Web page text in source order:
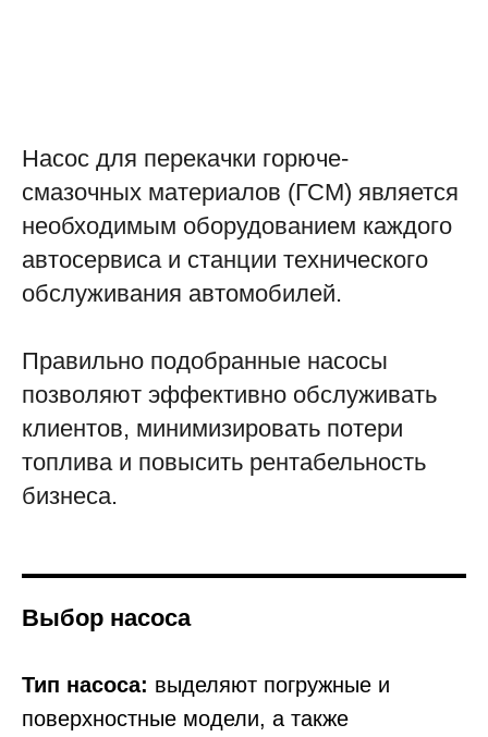
Насос для перекачки горюче-
смазочных материалов (ГСМ) является
необходимым оборудованием каждого
автосервиса и станции технического
обслуживания автомобилей.
Правильно подобранные насосы
позволяют эффективно обслуживать
клиентов, минимизировать потери
топлива и повысить рентабельность
бизнеса.
Выбор насоса
Тип насоса: выделяют погружные и
поверхностные модели, а также